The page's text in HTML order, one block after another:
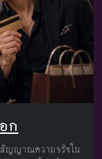
ก
สัญญาณความจริงใน